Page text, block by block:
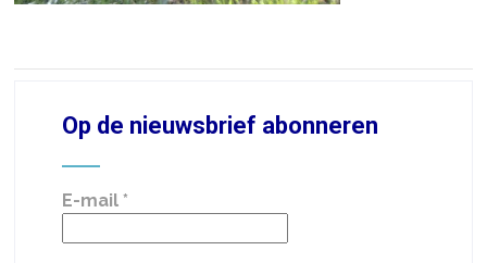
Op de nieuwsbrief abonneren
E-mail *